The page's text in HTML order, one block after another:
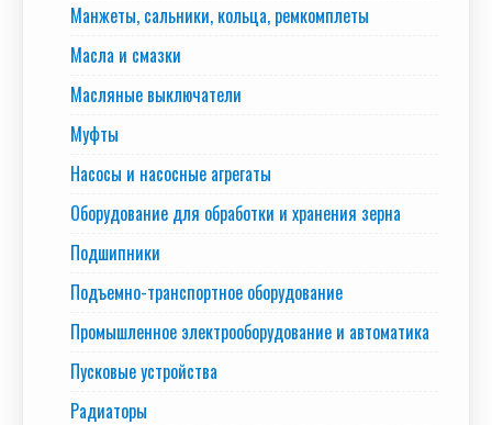
Манжеты, сальники, кольца, ремкомплеты
Масла и смазки
Масляные выключатели
Муфты
Насосы и насосные агрегаты
Оборудование для обработки и хранения зерна
Подшипники
Подъемно-транспортное оборудование
Промышленное электрооборудование и автоматика
Пусковые устройства
Радиаторы